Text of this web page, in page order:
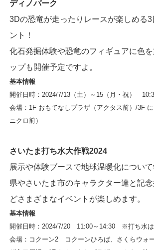
ディノパーク
3Dの恐竜が走ったりレースが楽しめる
ント！
化石発掘体験や恐竜のフィギュアに色
ップも開催予定ですよ。
基本情報
開催日時：2024/7/13（土）～15（月・祝）
会場：1F おもてなしプラザ（アクタス前）/3F
ニクロ前）
さいたま打ち水大作戦2024
展示や体験ブースで地球温暖化につい
県やさいたま市のキャラクター達と記
どさまざまなイベントが楽しめます。
基本情報
開催日時：2024/7/20 11:00～14:30 ※打ち水は
会場：コクーン2 コクーンひろば、さくらウォ